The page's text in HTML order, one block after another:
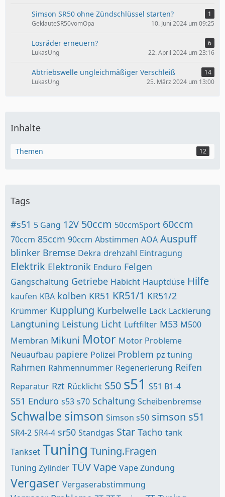
Simson SR50 ohne Zündschlüssel starten?
1
GeklauteSR50vomOpa
10. Juni 2024 um 09:25
Losräder erneuern?
6
LukasUng
22. April 2024 um 23:16
Abtriebswelle ungleichmäßiger Verschleiß
14
LukasUng
25. März 2024 um 13:00
Inhalte
Themen 12
Tags
#s51 5 Gang 12V 50ccm 50ccmSport 60ccm
70ccm 85ccm 90ccm Abstimmen AOA Auspuff
blinker Bremse Dekra drehzahl Eintragung
Elektrik Elektronik Enduro Felgen
Gangschaltung Getriebe Habicht Hauptdüse Hilfe
kaufen KBA kolben KR51 KR51/1 KR51/2
Krümmer Kupplung Kurbelwelle Lack Lackierung
Langtuning Leistung Licht Luftfilter M53 M500
Membran Mikuni Motor Motor Probleme
Neuaufbau papiere Polizei Problem pz tuning
Rahmen Rahmennummer Regenerierung Reifen
Reparatur Rzt Rücklicht S50 s51 S51 B1-4
S51 Enduro s53 s70 Schaltung Scheibenbremse
Schwalbe simson Simson s50 simson s51
SR4-2 SR4-4 sr50 Standgas Star Tacho tank
Tankset Tuning Tuning.Fragen
Tuning Zylinder TÜVVape Vape Zündung
Vergaser Vergaserabstimmung